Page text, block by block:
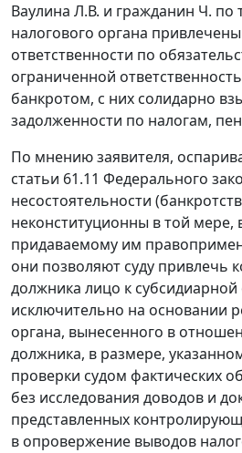
Ваулина Л.В. и гражданин Ч. по
налогового органа
ответственности по
ограниченной
банкротом, с них солидарно
задолженности по налогам,
По мнению заявителя,
статьи 61.11 Федерального
несостоятельности
неконституционны в той мере,
придаваемому им
они позволяют суду привлечь
должника лицо к субсидиарной
исключительно на основании
органа, вынесенного в
должника, в размере,
проверки судом фактических
без исследования доводов и
представленных
в опровержение выводов